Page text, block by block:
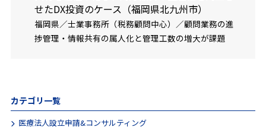
せたDX投資のケース（福岡県北九州市）
福岡県／士業事務所（税務顧問中心）／顧問業務の進
捗管理・情報共有の属人化と管理工数の増大が課題
カテゴリ一覧
医療法人設立申請&コンサルティング